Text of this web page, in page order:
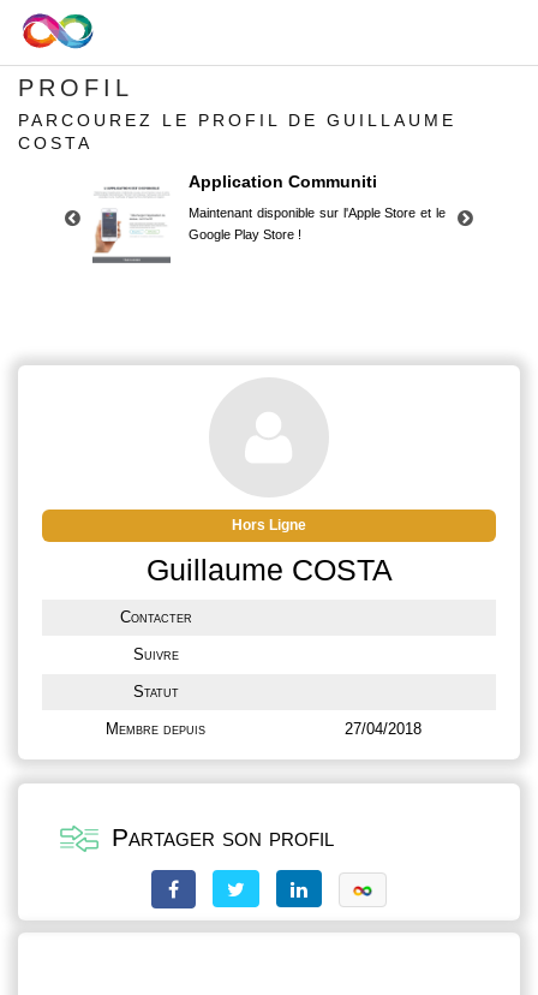
PROFIL
PARCOUREZ LE PROFIL DE GUILLAUME
COSTA
Application Communiti
Maintenant disponible sur l'Apple Store et le
Google Play Store !
Google Play Store !
Hors Ligne
Guillaume COSTA
Contacter
Suivre
Statut
Membre depuis 27/04/2018
Partager son profil